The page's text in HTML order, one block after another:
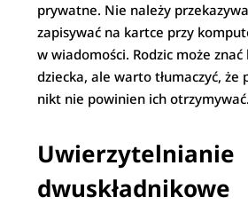
prywatne. Nie należy
zapisywać na kartce przy
w wiadomości. Rodzic może znać
dziecka, ale warto tłumaczyć, że
nikt nie powinien ich otrzymywać.
Uwierzytelnianie
dwuskładnikowe